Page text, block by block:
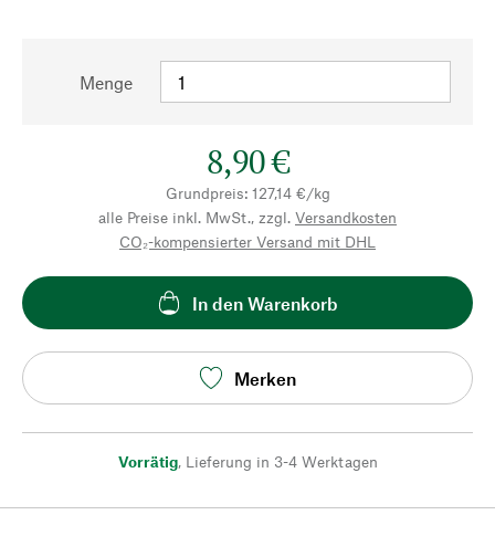
Menge
8,90 €
Grundpreis: 127,14 €/kg
alle Preise inkl. MwSt., zzgl. Versandkosten
CO₂-kompensierter Versand mit DHL
In den Warenkorb
Merken
Vorrätig, Lieferung in 3-4 Werktagen